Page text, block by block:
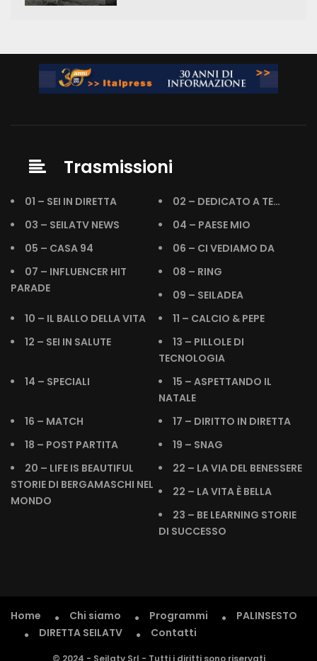
Trasmissioni
01 – SEI IN DIRETTA
02 – DEDICATO A TE…
03 – SEILATV NEWS
04 – PAESE MIO
05 – CASA 94
06 – CI VEDIAMO DA
07 – INFLUENCER HIT
PARADE
08 – RING
09 – SEILADEA
10 – IL BALLO DELLA VITA
11 – CALCIO & PEPE
12 – SEI IN SALUTE
13 – PILLOLE DI
TECNOLOGIA
14 – SPECIALI
15 – ASPETTANDO IL
NATALE
16 – MATCH
17 – DIRITTO IN DIRETTA
18 – POST PARTITA
19 – SNAG
20 – LIFE IS BEAUTIFUL
STORIE DI BERGAMASCHI NEL
MONDO
22 – LA VIA DEL BENESSERE
22 – LA VITA È BELLA
23 – BE LEARNING STORIE
DI SUCCESSO
Home Chi siamo Programmi
PALINSESTO
DIRETTA SEILATV
Contatti